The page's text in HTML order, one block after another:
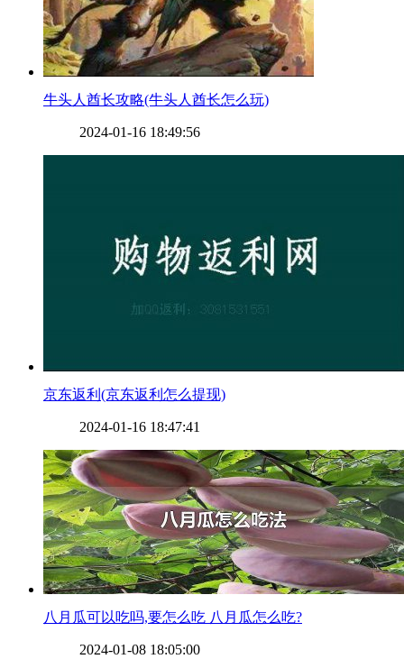
​牛头人酋长攻略(牛头人酋长怎么玩)
2024-01-16 18:49:56
​京东返利(京东返利怎么提现)
2024-01-16 18:47:41
​八月瓜可以吃吗,要怎么吃 八月瓜怎么吃?
2024-01-08 18:05:00